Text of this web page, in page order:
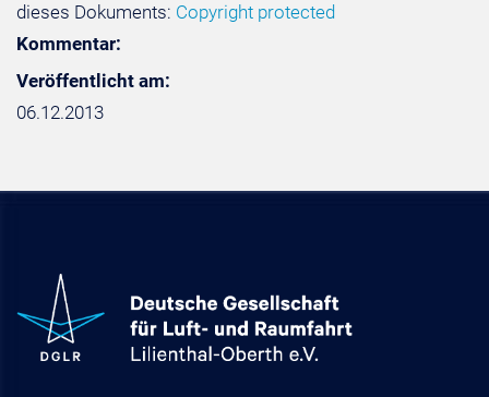
dieses Dokuments: Copyright protected
Kommentar:
Veröffentlicht am:
06.12.2013